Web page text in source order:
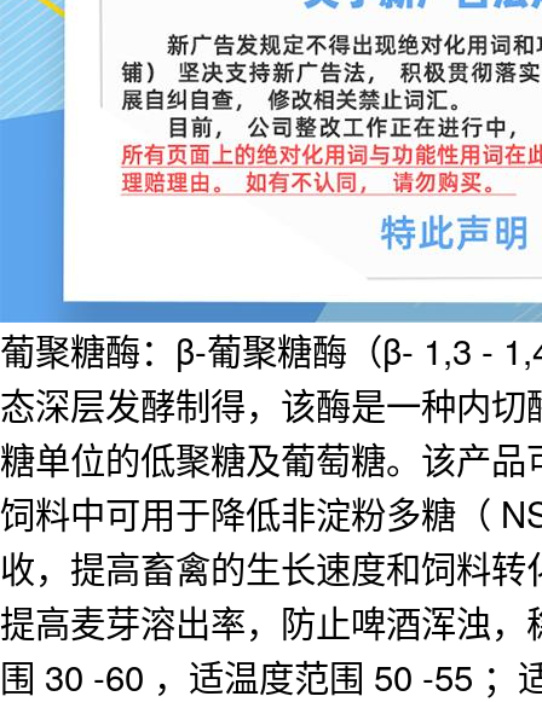
葡聚糖酶：β-葡聚糖酶（β- 1,3 -
态深层发酵制得，该酶是一种内
糖单位的低聚糖及葡萄糖。该产
饲料中可用于降低非淀粉多糖（
收，提高畜禽的生长速度和饲料
提高麦芽溶出率，防止啤酒浑浊
围 30 -60 ，适温度范围 50 -55 ；